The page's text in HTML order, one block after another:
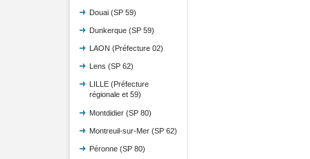
Douai (SP 59)
Dunkerque (SP 59)
LAON (Préfecture 02)
Lens (SP 62)
LILLE (Préfecture
régionale et 59)
Montdidier (SP 80)
Montreuil-sur-Mer (SP 62)
Péronne (SP 80)